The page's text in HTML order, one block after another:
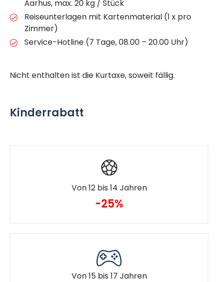
Aarhus, max. 20 kg / Stück
Reiseunterlagen mit Kartenmaterial (1 x pro
Zimmer)
Service-Hotline (7 Tage, 08.00 – 20.00 Uhr)
Nicht enthalten ist die Kurtaxe, soweit fällig.
Kinderrabatt
Von 12 bis 14 Jahren
-25%
Von 15 bis 17 Jahren